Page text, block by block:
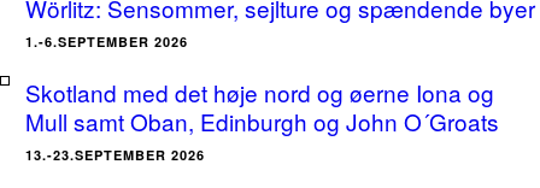
Wörlitz: Sensommer, sejlture og spændende byer
1.-6.SEPTEMBER 2026
Skotland med det høje nord og øerne Iona og
Mull samt Oban, Edinburgh og John O´Groats
13.-23.SEPTEMBER 2026